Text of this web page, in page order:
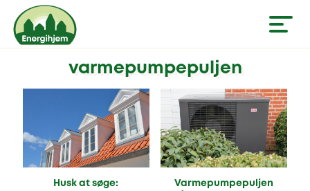
varmepumpepuljen
Husk at søge:
Varmepumpepuljen